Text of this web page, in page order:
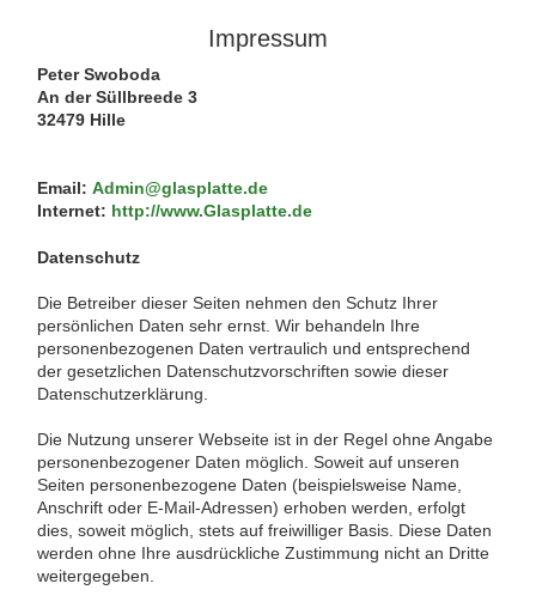
Impressum
Peter Swoboda
An der Süllbreede 3
32479 Hille
Email: Admin@glasplatte.de
Internet: http://www.Glasplatte.de
Datenschutz
Die Betreiber dieser Seiten nehmen den Schutz Ihrer
persönlichen Daten sehr ernst. Wir behandeln Ihre
personenbezogenen Daten vertraulich und entsprechend
der gesetzlichen Datenschutzvorschriften sowie dieser
Datenschutzerklärung.
Die Nutzung unserer Webseite ist in der Regel ohne Angabe
personenbezogener Daten möglich. Soweit auf unseren
Seiten personenbezogene Daten (beispielsweise Name,
Anschrift oder E-Mail-Adressen) erhoben werden, erfolgt
dies, soweit möglich, stets auf freiwilliger Basis. Diese Daten
werden ohne Ihre ausdrückliche Zustimmung nicht an Dritte
weitergegeben.